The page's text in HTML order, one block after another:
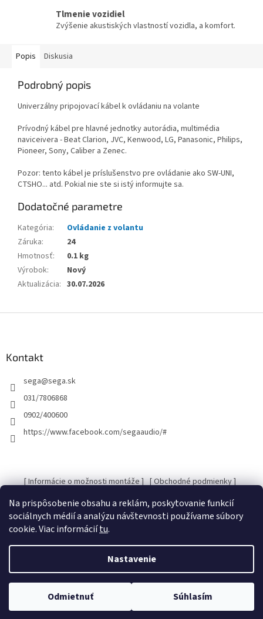
Na prispôsobenie obsahu a reklám, poskytovanie funkcií
sociálnych médií a analýzu návštevnosti používame súbory
cookie. Viac informáciítu.
Nastavenie
Odmietnuť Súhlasím
Tlmenie vozidiel
Zvýšenie akustiských vlastností vozidla, a komfort.
Popis Diskusia
Podrobný popis
Univerzálny pripojovací kábel k ovládaniu na volante
Prívodný kábel pre hlavné jednotky autorádia, multimédia
naviceivera - Beat Clarion, JVC, Kenwood, LG, Panasonic, Philips,
Pioneer, Sony, Caliber a Zenec.
Pozor: tento kábel je príslušenstvo pre ovládanie ako SW-UNI,
CTSHO... atd. Pokial nie ste si istý informujte sa.
Dodatočné parametre
Kategória:
Ovládanie z volantu
Záruka:
24
Hmotnosť:
0.1 kg
Výrobok:
Nový
Aktualizácia: 30.07.2026
Kontakt
sega@sega.sk
031/7806868
0902/400600
https://www.facebook.com/segaaudio/#
[ Informácie o možnosti montáže ] [ Obchodné podmienky ]
Copyright 2026SEGA Audio. Všetky práva vyhradené.Upraviť